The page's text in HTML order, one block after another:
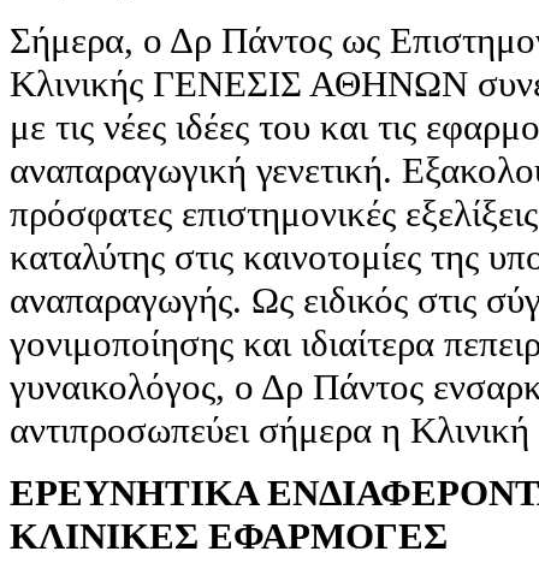
Σήμερα, ο Δρ Πάντος ως
Κλινικής ΓΕΝΕΣΙΣ ΑΘΗΝΩΝ
με τις νέες ιδέες του και τις
αναπαραγωγική γενετική.
πρόσφατες επιστημονικές
καταλύτης στις καινοτομίες της
αναπαραγωγής. Ως ειδικός στις
γονιμοποίησης και ιδιαίτερα
γυναικολόγος, ο Δρ Πάντος
αντιπροσωπεύει σήμερα η
ΕΡΕΥΝΗΤΙΚΑ
ΚΛΙΝΙΚΕΣ ΕΦΑΡΜΟΓΕΣ